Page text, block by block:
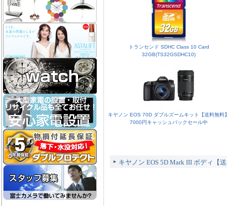
トランセンド SDHC Class 10 Card
32GB(TS32GSDHC10)
キヤノン EOS 70D ダブルズームキット【送料無料
7000円キャッシュバックセール中
キヤノン EOS 5D Mark III ボディ【